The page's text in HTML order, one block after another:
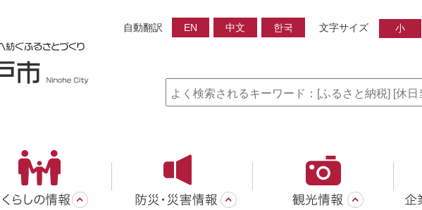
自動翻訳 EN 中文 한국 文字サイズ 小